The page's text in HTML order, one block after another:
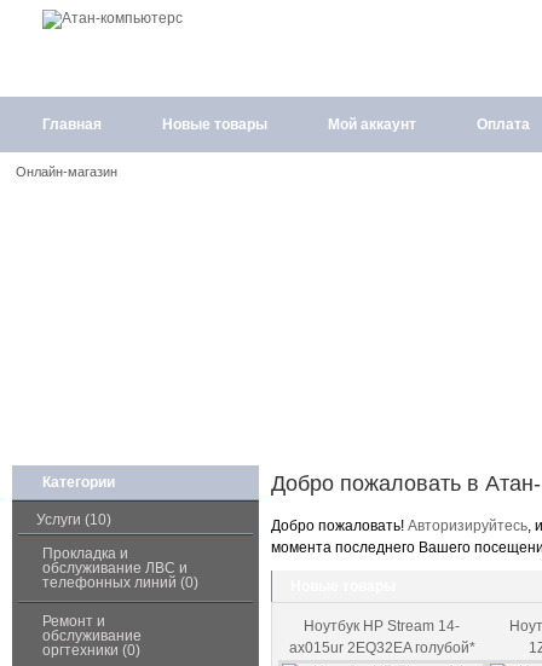
Главная Новые товары Мой аккаунт Оплата
Онлайн-магазин
Категории
Услуги (10)
Прокладка и
обслуживание ЛВС и
телефонных линий (0)
Ремонт и
обслуживание
оргтехники (0)
Добро пожаловать в
Добро пожаловать! Авторизируйтесь,
момента последнего Вашего
Ноутбук HP Stream 14-
ax015ur 2EQ32EA голубой*